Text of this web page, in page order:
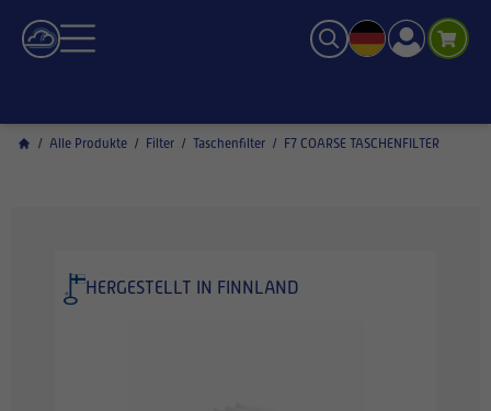
/ Alle Produkte / Filter / Taschenfilter / F7 COARSE TASCHENFILTER
HERGESTELLT IN FINNLAND